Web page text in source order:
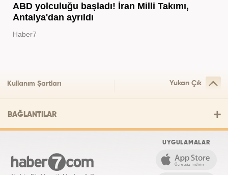
ABD yolculuğu başladı! İran Milli Takımı,
Antalya'dan ayrıldı
Haber7
Kullanım Şartları Yukarı Çık
BAĞLANTILAR
UYGULAMALAR